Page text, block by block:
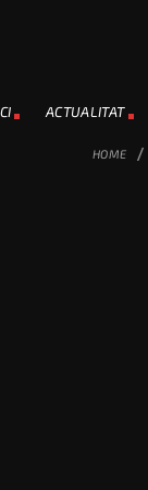
ACTUALITAT
HOME /